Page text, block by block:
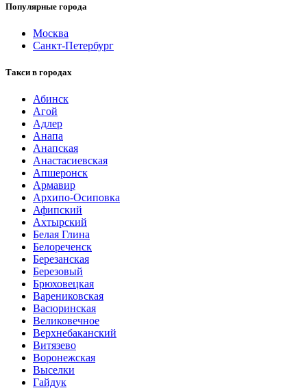
Популярные города
Москва
Санкт-Петербург
Такси в городах
Абинск
Агой
Адлер
Анапа
Анапская
Анастасиевская
Апшеронск
Армавир
Архипо-Осиповка
Афипский
Ахтырский
Белая Глина
Белореченск
Березанская
Березовый
Брюховецкая
Варениковская
Васюринская
Великовечное
Верхнебаканский
Витязево
Воронежская
Выселки
Гайдук